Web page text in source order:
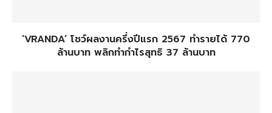
‘VRANDA’ โชว์ผลงานครึ่งปีแรก 2567 ทำรายได้ 770
ล้านบาท พลิกทำกำไรสุทธิ 37 ล้านบาท